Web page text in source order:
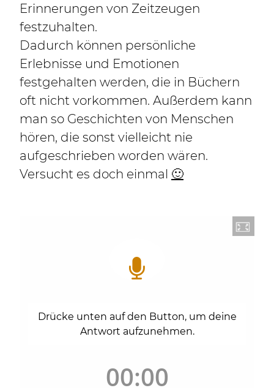
Erinnerungen von Zeitzeugen
festzuhalten.
Dadurch können persönliche
Erlebnisse und Emotionen
festgehalten werden, die in Büchern
oft nicht vorkommen. Außerdem kann
man so Geschichten von Menschen
hören, die sonst vielleicht nie
aufgeschrieben worden wären.
Versucht es doch einmal 🙂